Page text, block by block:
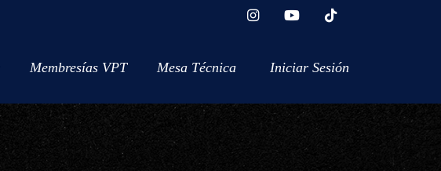
Membresías VPT Mesa Técnica Iniciar Sesión